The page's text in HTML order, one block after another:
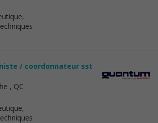
/ coordonnateur sst
, QC